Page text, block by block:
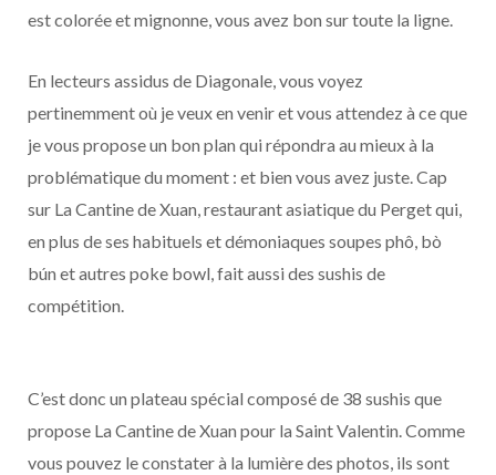
est colorée et mignonne, vous avez bon sur toute la ligne.
En lecteurs assidus de Diagonale, vous voyez
pertinemment où je veux en venir et vous attendez à ce que
je vous propose un bon plan qui répondra au mieux à la
problématique du moment : et bien vous avez juste. Cap
sur La Cantine de Xuan, restaurant asiatique du Perget qui,
en plus de ses habituels et démoniaques soupes phô, bò
bún et autres poke bowl, fait aussi des sushis de
compétition.
C’est donc un plateau spécial composé de 38 sushis que
propose La Cantine de Xuan pour la Saint Valentin. Comme
vous pouvez le constater à la lumière des photos, ils sont